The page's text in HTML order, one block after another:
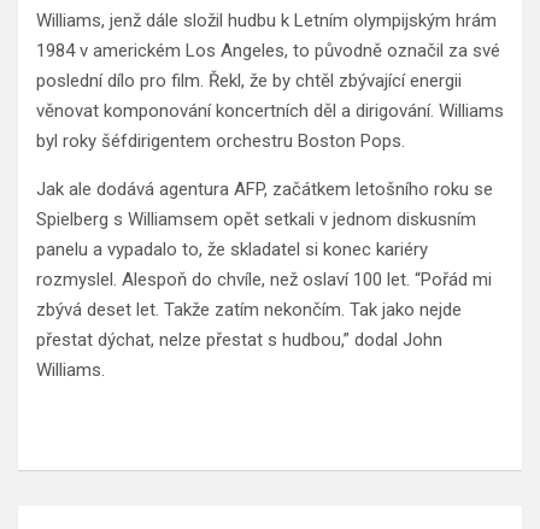
Williams, jenž dále složil hudbu k Letním olympijským hrám
1984 v americkém Los Angeles, to původně označil za své
poslední dílo pro film. Řekl, že by chtěl zbývající energii
věnovat komponování koncertních děl a dirigování. Williams
byl roky šéfdirigentem orchestru Boston Pops.
Jak ale dodává agentura AFP, začátkem letošního roku se
Spielberg s Williamsem opět setkali v jednom diskusním
panelu a vypadalo to, že skladatel si konec kariéry
rozmyslel. Alespoň do chvíle, než oslaví 100 let. “Pořád mi
zbývá deset let. Takže zatím nekončím. Tak jako nejde
přestat dýchat, nelze přestat s hudbou,” dodal John
Williams.